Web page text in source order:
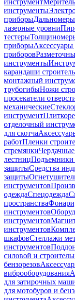
инструмент
инструменты
приборыДальномеры
лазерные уровни
тестеры
приборы
приборов
инструменты
карандаши
монтажный
трубогибыНожи
просекатели
механические
инструмент
отделочный
для скотча
работПленки
стремянки
лестницПодъемники
защитыСредства
защиты
инструментов
одеждаСпецодежда
пространства
инструментов
инструментов
инструментов
шкафовСтеллажи
инструментов
силовой и
бензорезов
виброоборудования
для затирочных
для мотобуров и